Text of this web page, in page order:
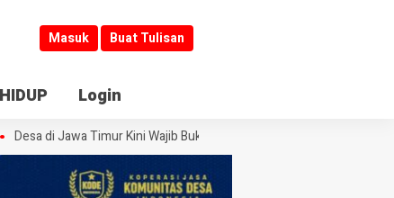
Masuk Buat Tulisan
Login
Desa di Jawa Timur Kini Wajib Buka Informasi